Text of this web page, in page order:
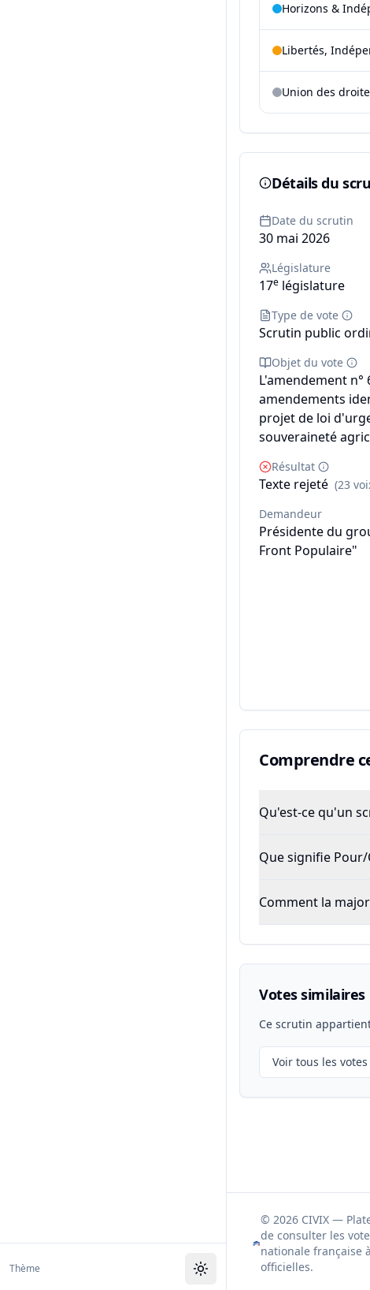
Thème Toggle theme
Horizons &
Libertés,
Union des
Détails du
Date du scrutin
30 mai 2026
Législature
17e législature
Type de vote
Scrutin public
Objet du vote
L'amendement
amendements
projet de loi
souveraineté
Résultat
Texte rejeté (23
Demandeur
Présidente du
Front Populaire"
Comprendre
Qu'est-ce qu'un
Que signifie
Comment la
Votes similaires
Ce scrutin
Voir tous les votes
© 2026 CIVIX —
de consulter les
nationale française
officielles.